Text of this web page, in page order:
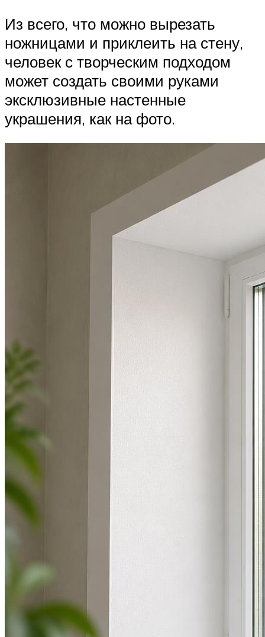
Из всего, что можно вырезать
ножницами и приклеить на стену,
человек с творческим подходом
может создать своими руками
эксклюзивные настенные
украшения, как на фото.